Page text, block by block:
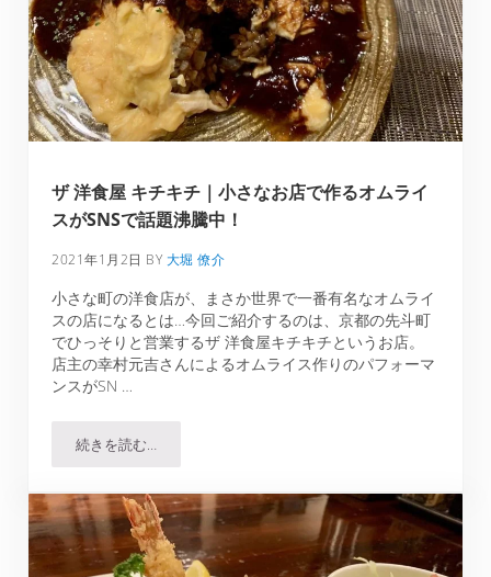
ザ 洋食屋 キチキチ｜小さなお店で作るオムライ
スがSNSで話題沸騰中！
2021年1月2日 BY 大堀 僚介
小さな町の洋食店が、まさか世界で一番有名なオムライ
スの店になるとは…今回ご紹介するのは、京都の先斗町
でひっそりと営業するザ 洋食屋キチキチというお店。
店主の幸村元吉さんによるオムライス作りのパフォーマ
ンスがSN …
続きを読む…ザ 洋食屋 キチキチ｜小さなお店で作るオムライスがSNS